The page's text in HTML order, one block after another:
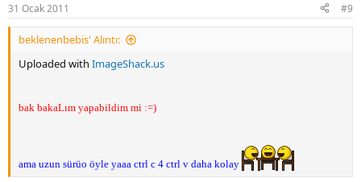
31 Ocak 2011 #9
beklenenbebis' Alıntı:
Uploaded with ImageShack.us
bak bakaLım yapabildim mi :=)
ama uzun sürüo öyle yaaa ctrl c 4 ctrl v daha kolay